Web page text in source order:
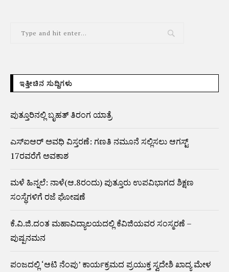
ಇತ್ತೀಚಿನ ಸುದ್ದಿಗಳು
ಪುತ್ತೂರಿನಲ್ಲಿ ಬೃಹತ್ ತಿರಂಗ ಯಾತ್ರೆ
ಎಸ್‌ಐಆರ್‌ ಅವಧಿ ವಿಸ್ತರಣೆ: ಗಣತಿ ನಮೂನೆ ಸಲ್ಲಿಸಲು ಆಗಸ್ಟ್‌
17ರವರೆಗೆ ಅವಕಾಶ
ಮಳೆ ಹಿನ್ನಲೆ: ನಾಳೆ(ಆ.8ರಂದು) ಪುತ್ತೂರು ಉಪವಿಭಾಗದ ಶಿಕ್ಷಣ
ಸಂಸ್ಥೆಗಳಿಗೆ ರಜೆ ಘೋಷಣೆ
ಕೆ.ವಿ.ಜಿ.ದಂತ ಮಹಾವಿದ್ಯಾಲಯದಲ್ಲಿ ಕೆವಿಜಿಯವರ ಸಂಸ್ಮರಣೆ –
ಪುಷ್ಪನಮನ
ಪಂಜದಲ್ಲಿ ‘ಆಟಿ ನೆಂಪು’ ಕಾರ್ಯಕ್ರಮದ ಪ್ರಯುಕ್ತ ಸ್ವದೇಶಿ ಖಾದ್ಯ ಮೇಳ